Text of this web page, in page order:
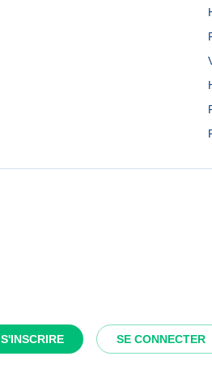
S'INSCRIRE SE CONNECTER